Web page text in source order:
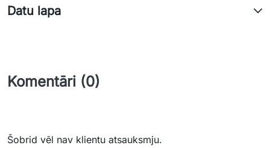
Datu lapa
Komentāri (0)
Šobrid vēl nav klientu atsauksmju.